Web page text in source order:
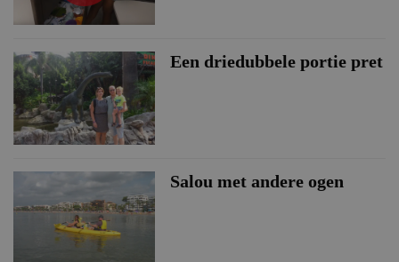
Een driedubbele portie pret
Salou met andere ogen